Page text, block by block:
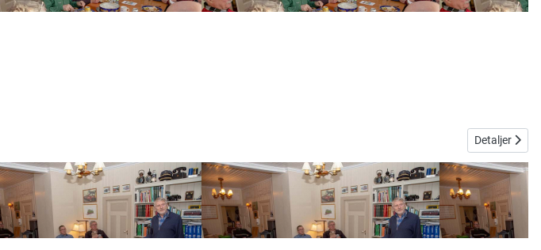
Detaljer